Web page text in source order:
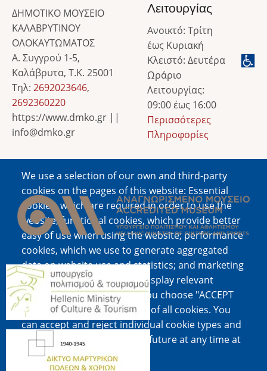
We use a selection of our own and third-party
cookies on the pages of this website: Essential
cookies, which are required in order to use the
website; functional cookies, which provide better
easy of use when using the website; performance
cookies, which we use to generate aggregated
data on website use and statistics; and marketing
cookies, which are used to display relevant
content and advertising. If you choose "ACCEPT
ALL", you consent to the use of all cookies. You
can accept and reject individual cookie types and
revoke your consent for the future at any time at
"Settings".
ΔΗΜΟΤΙΚΟ ΜΟΥΣΕΙΟ
ΚΑΛΑΒΡΥΤΙΝΟΥ
ΟΛΟΚΑΥΤΩΜΑΤΟΣ
Α. Συγγρού 1-5,
Καλάβρυτα, Τ.Κ. 25001
Τηλ: 2692023646,
2692360220
https://www.dmko.gr ||
info@dmko.gr
Λειτουργίας
Ανοικτό: Τρίτη
έως Κυριακή
Κλειστό: Δευτέρα
Ωράριο
Λειτουργίας:
09:00 έως 16:00
Περισσότερες
Πληροφορίες
Image
Image
Image